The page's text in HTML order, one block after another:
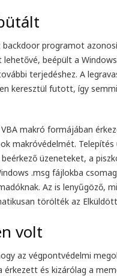
programot
beépült a
terjedéshez. A
keresztül futott, így
makró formájában
makróvédelmét. Telepítés
üzeneteket, a
.msg fájlokba
Az is lenyűgöző,
törölték az
volt
az végpontvédelmi
és kizárólag a